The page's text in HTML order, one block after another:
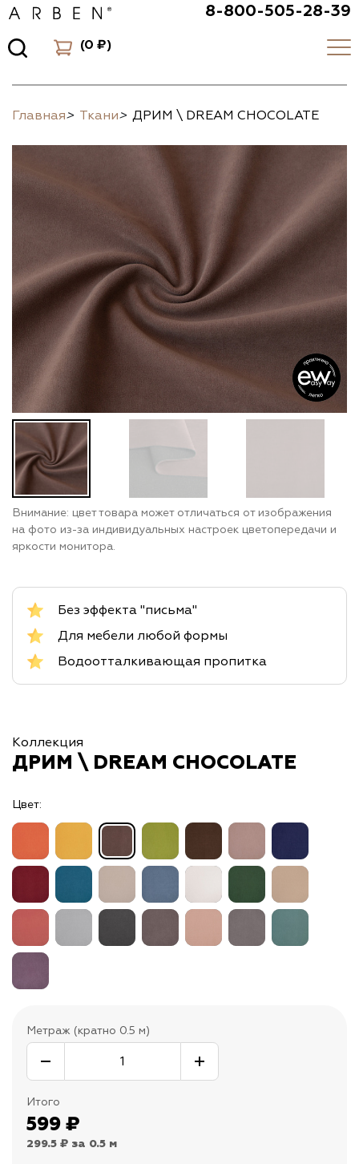
8-800-505-28-39
(0 ₽)
Главная> Ткани> ДРИМ \ DREAM CHOCOLATE
Внимание: цвет товара может отличаться от изображения
на фото из-за индивидуальных настроек цветопередачи и
яркости монитора.
Без эффекта "письма"
Для мебели любой формы
Водоотталкивающая пропитка
Коллекция
ДРИМ \ DREAM CHOCOLATE
Цвет:
Метраж (кратно 0.5 м)
Итого
599 ₽
299.5 ₽ за 0.5 м